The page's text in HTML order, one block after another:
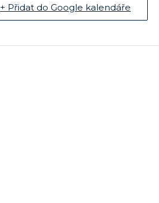
+ Přidat do Google kalendáře